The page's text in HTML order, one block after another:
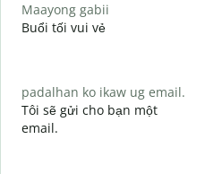
Maayong gabii
Buổi tối vui vẻ
padalhan ko ikaw ug email.
Tôi sẽ gửi cho bạn một
email.